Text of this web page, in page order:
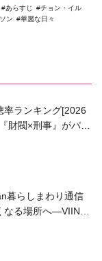
あらすじ
チョン・イル
ン
華麗な日々
率ランキング[2026
財閥×刑事』がパワ
暮らしまわり通信
なる場所へ―VIIN C